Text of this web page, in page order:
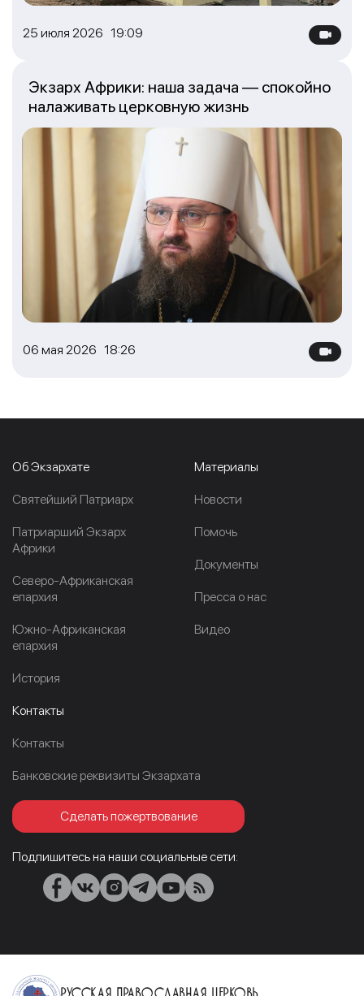
25 июля 2026 19:09
06 мая 2026 18:26
Экзарх Африки: наша задача — спокойно
налаживать церковную жизнь
Об Экзархате
Cвятейший Патриарх
Патриарший Экзарх
Африки
Северо-Африканская
епархия
Южно-Африканская
епархия
История
Материалы
Новости
Помочь
Документы
Пресса о нас
Видео
Контакты
Контакты
Банковские реквизиты Экзархата
Сделать пожертвование
Подпишитесь на наши социальные сети:
Русская Православная Церковь